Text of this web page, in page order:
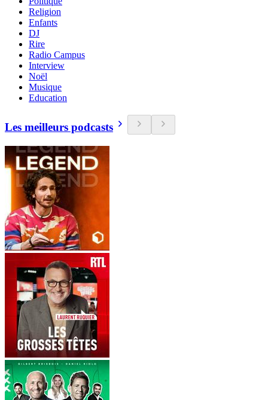
Religion
Enfants
DJ
Rire
Radio Campus
Interview
Noël
Musique
Education
Les meilleurs podcasts